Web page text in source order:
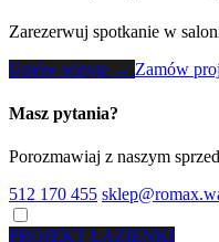
Zarezerwuj spotkanie w
Umów wizytę → Zamów
Masz pytania?
Porozmawiaj z naszym
512 170 455
PROJEKT ŁAZIENKI